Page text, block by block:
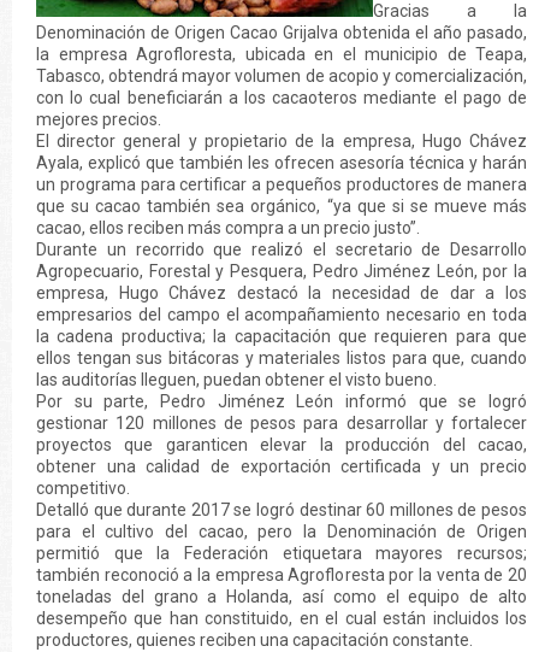
Gracias a la
Denominación de Origen Cacao Grijalva obtenida el año pasado,
la empresa Agrofloresta, ubicada en el municipio de Teapa,
Tabasco, obtendrá mayor volumen de acopio y comercialización,
con lo cual beneficiarán a los cacaoteros mediante el pago de
mejores precios.
El director general y propietario de la empresa, Hugo Chávez
Ayala, explicó que también les ofrecen asesoría técnica y harán
un programa para certificar a pequeños productores de manera
que su cacao también sea orgánico, “ya que si se mueve más
cacao, ellos reciben más compra a un precio justo”.
Durante un recorrido que realizó el secretario de Desarrollo
Agropecuario, Forestal y Pesquera, Pedro Jiménez León, por la
empresa, Hugo Chávez destacó la necesidad de dar a los
empresarios del campo el acompañamiento necesario en toda
la cadena productiva; la capacitación que requieren para que
ellos tengan sus bitácoras y materiales listos para que, cuando
las auditorías lleguen, puedan obtener el visto bueno.
Por su parte, Pedro Jiménez León informó que se logró
gestionar 120 millones de pesos para desarrollar y fortalecer
proyectos que garanticen elevar la producción del cacao,
obtener una calidad de exportación certificada y un precio
competitivo.
Detalló que durante 2017 se logró destinar 60 millones de pesos
para el cultivo del cacao, pero la Denominación de Origen
permitió que la Federación etiquetara mayores recursos;
también reconoció a la empresa Agrofloresta por la venta de 20
toneladas del grano a Holanda, así como el equipo de alto
desempeño que han constituido, en el cual están incluidos los
productores, quienes reciben una capacitación constante.